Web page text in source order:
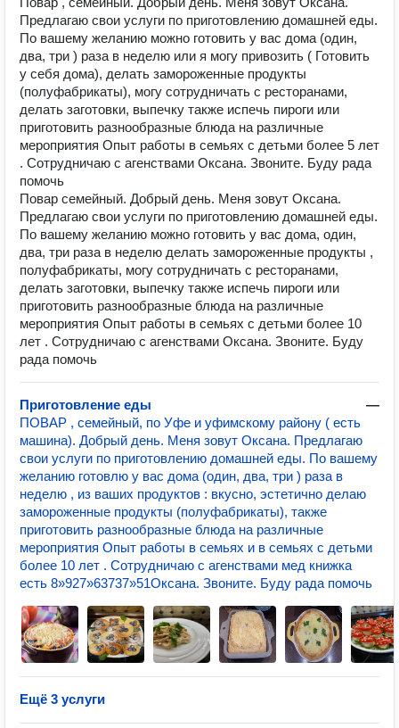
Предлагаю свои услуги по приготовлению домашней еды.
По вашему желанию можно готовить у вас дома (один,
два, три ) раза в неделю или я могу привозить ( Готовить
у себя дома), делать замороженные продукты
(полуфабрикаты), могу сотрудничать с ресторанами,
делать заготовки, выпечку также испечь пироги или
приготовить разнообразные блюда на различные
мероприятия Опыт работы в семьях с детьми более 5 лет
. Сотрудничаю с агенствами Оксана. Звоните. Буду рада
помочь
Повар семейный. Добрый день. Меня зовут Оксана.
Предлагаю свои услуги по приготовлению домашней еды.
По вашему желанию можно готовить у вас дома, один,
два, три раза в неделю делать замороженные продукты ,
полуфабрикаты, могу сотрудничать с ресторанами,
делать заготовки, выпечку также испечь пироги или
приготовить разнообразные блюда на различные
мероприятия Опыт работы в семьях с детьми более 10
лет . Сотрудничаю с агенствами Оксана. Звоните. Буду
рада помочь
Приготовление еды
—
ПОВАР , семейный, по Уфе и уфимскому району ( есть
машина). Добрый день. Меня зовут Оксана. Предлагаю
свои услуги по приготовлению домашней еды. По вашему
желанию готовлю у вас дома (один, два, три ) раза в
неделю , из ваших продуктов : вкусно, эстетично делаю
замороженные продукты (полуфабрикаты), также
приготовить разнообразные блюда на различные
мероприятия Опыт работы в семьях и в семьях с детьми
более 10 лет . Сотрудничаю с агенствами мед книжка
есть 8»927»63737»51Оксана. Звоните. Буду рада помочь
Ещё 3 услуги